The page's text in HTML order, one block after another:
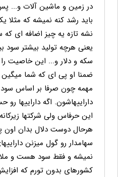
در زمین و ماشین آلات و...
نشه تازه یه چیز اضافه ای که
یعنی هرچه تولید بیشتر سود
سکه و دلار و... این خاصیت
ضمنا او پی ای که شما
مهمه چون صرفا بر اساس
داراییهاشون. اگه داراییها
این حرفاس ولی شرکتها
هرحال دوست دلال بدان اون
سهامدار رو گول میزنن
نمیشه و فقط سود هست و
کشورهای بدون تورم که